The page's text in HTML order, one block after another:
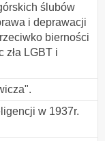
ślubów
i deprawacji
bierności
zła LGBT i
w 1937r.